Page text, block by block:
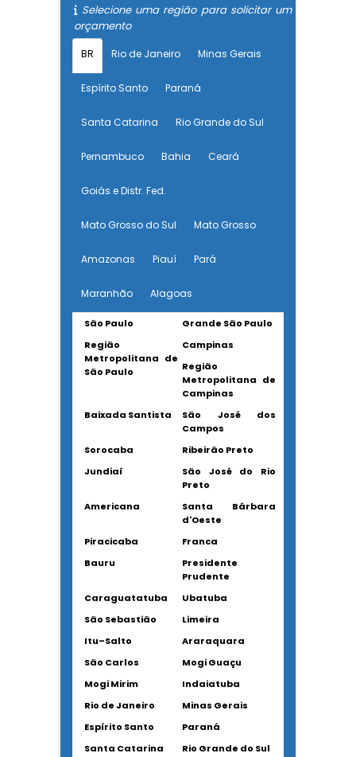
Selecione uma região para solicitar um
orçamento
BR Rio de Janeiro Minas Gerais
Espírito Santo Paraná
Santa Catarina Rio Grande do Sul
Pernambuco Bahia Ceará
Goiás e Distr. Fed.
Mato Grosso do Sul Mato Grosso
Amazonas Piauí Pará
Maranhão Alagoas
São Paulo
Grande São Paulo
Região
Metropolitana de
São Paulo
Campinas
Região
Metropolitana de
Campinas
Baixada Santista
São José dos
Campos
Sorocaba
Ribeirão Preto
Jundiaí
São José do Rio
Preto
Americana
Santa Bárbara
d'Oeste
Piracicaba
Franca
Bauru
Presidente
Prudente
Caraguatatuba
Ubatuba
São Sebastião
Limeira
Itu–Salto
Araraquara
São Carlos
Mogi Guaçu
Mogi Mirim
Indaiatuba
Rio de Janeiro
Minas Gerais
Espírito Santo
Paraná
Santa Catarina
Rio Grande do Sul